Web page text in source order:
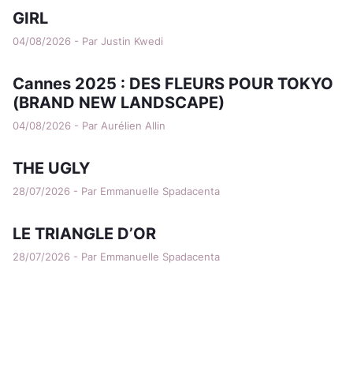
GIRL
04/08/2026 - Par Justin Kwedi
Cannes 2025 : DES FLEURS POUR TOKYO
(BRAND NEW LANDSCAPE)
04/08/2026 - Par Aurélien Allin
THE UGLY
28/07/2026 - Par Emmanuelle Spadacenta
LE TRIANGLE D’OR
28/07/2026 - Par Emmanuelle Spadacenta